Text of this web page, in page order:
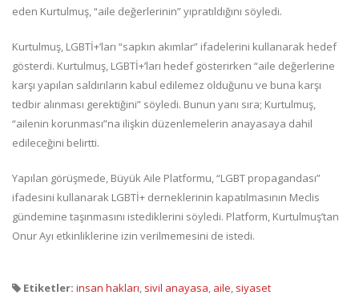
eden Kurtulmuş, “aile değerlerinin” yıpratıldığını söyledi.
Kurtulmuş, LGBTİ+’ları “sapkın akımlar” ifadelerini kullanarak hedef
gösterdi. Kurtulmuş, LGBTİ+’ları hedef gösterirken “aile değerlerine
karşı yapılan saldırıların kabul edilemez olduğunu ve buna karşı
tedbir alınması gerektiğini” söyledi. Bunun yanı sıra; Kurtulmuş,
“ailenin korunması”na ilişkin düzenlemelerin anayasaya dahil
edileceğini belirtti.
Yapılan görüşmede, Büyük Aile Platformu, “LGBT propagandası”
ifadesini kullanarak LGBTİ+ derneklerinin kapatılmasının Meclis
gündemine taşınmasını istediklerini söyledi. Platform, Kurtulmuş’tan
Onur Ayı etkinliklerine izin verilmemesini de istedi.
Etiketler: insan hakları, sivil anayasa, aile, siyaset